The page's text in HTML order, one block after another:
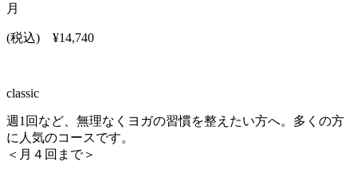
月
(税込) ¥14,740
classic
週1回など、無理なくヨガの習慣を整えたい方へ。多くの方
に人気のコースです。
＜月４回まで＞